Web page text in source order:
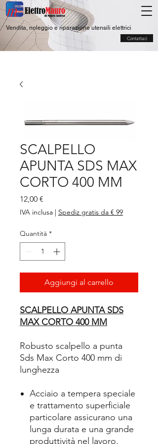
Vendita, noleggio e riparazione utensili elettrici
Contattaci
SCALPELLO
APUNTA SDS MAX
CORTO 400 MM
12,00 €
IVA inclusa | Spediz gratis da € 99
Quantità *
Aggiungi al carrello
SCALPELLO APUNTA SDS
MAX CORTO 400 MM
Robusto scalpello a punta
Sds Max Corto 400 mm di
lunghezza
Acciaio a tempera speciale
e trattamento superficiale
particolare assicurano una
lunga durata e una grande
produttività nel lavoro.